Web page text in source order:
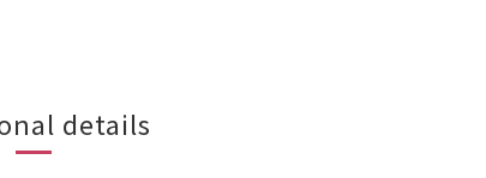
details